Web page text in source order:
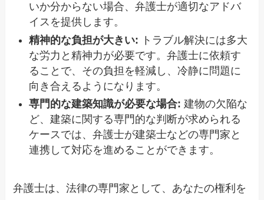
いか分からない場合、弁護士が適切なアドバ
イスを提供します。
精神的な負担が大きい: トラブル解決には多大
な労力と精神力が必要です。弁護士に依頼す
ることで、その負担を軽減し、冷静に問題に
向き合えるようになります。
専門的な建築知識が必要な場合: 建物の欠陥な
ど、建築に関する専門的な判断が求められる
ケースでは、弁護士が建築士などの専門家と
連携して対応を進めることができます。
弁護士は、法律の専門家として、あなたの権利を